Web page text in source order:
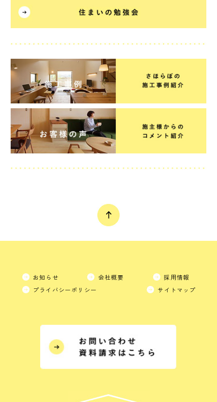
お知らせ 会社概要
採用情報
プライバシーポリシー
サイトマップ